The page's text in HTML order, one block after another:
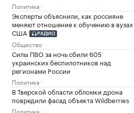
Политика
Эксперты объяснили, как россияне
меняют отношение к обучению в вузах
США
РАДИО
Общество
Силы ПВО за ночь сбили 605
украинских беспилотников над
регионами России
Политика
В Тверской области обломки дрона
повредили фасад объекта Wildberries
Политика